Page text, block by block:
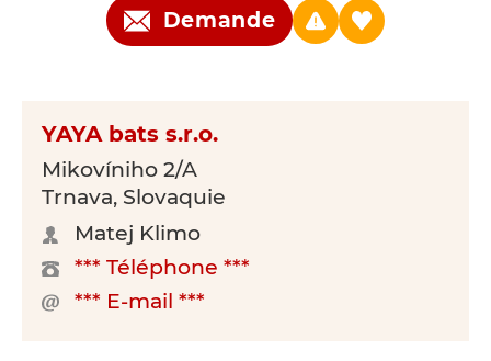
Demande
YAYA bats s.r.o.
Mikovíniho 2/A
Trnava, Slovaquie
Matej Klimo
*** Téléphone ***
*** E-mail ***